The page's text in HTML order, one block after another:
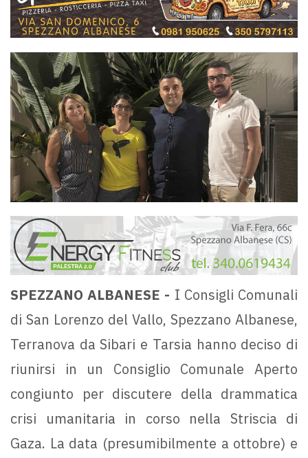
SPEZZANO ALBANESE - I Consigli Comunali
di San Lorenzo del Vallo, Spezzano Albanese,
Terranova da Sibari e Tarsia hanno deciso di
riunirsi in un Consiglio Comunale Aperto
congiunto per discutere della drammatica
crisi umanitaria in corso nella Striscia di
Gaza. La data (presumibilmente a ottobre) e